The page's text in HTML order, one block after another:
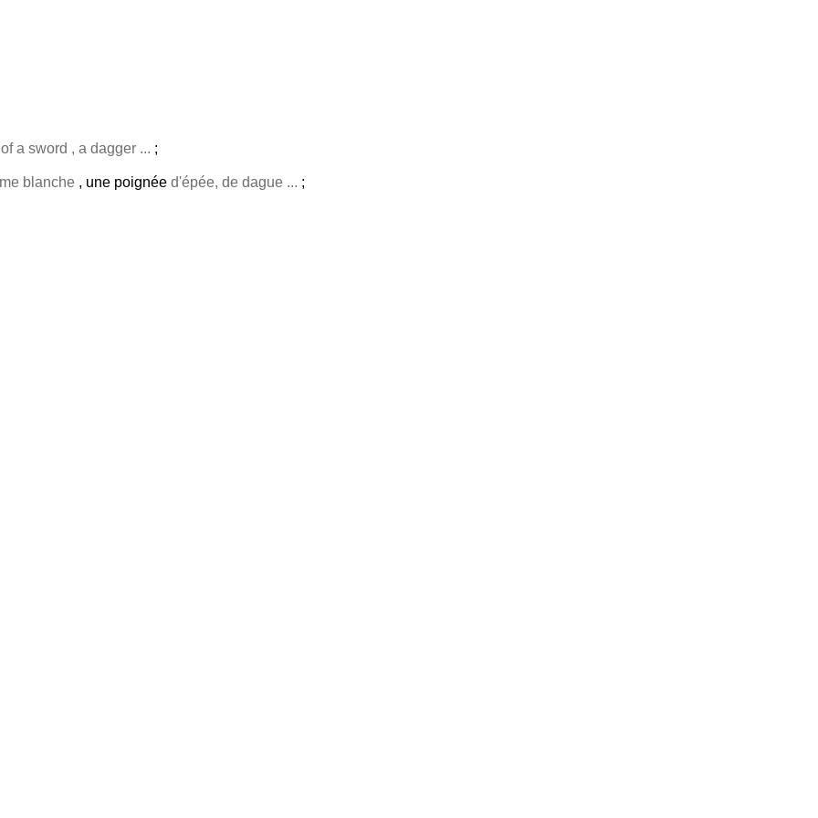
of a sword , a dagger ... ;
blanche , une poignée d'épée, de dague ... ;